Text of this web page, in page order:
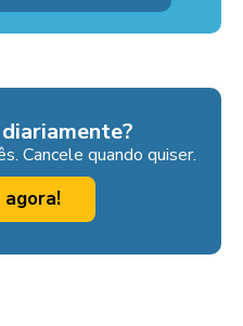
Cancele quando quiser.